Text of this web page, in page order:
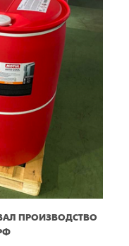
ПРОИЗВОДСТВО